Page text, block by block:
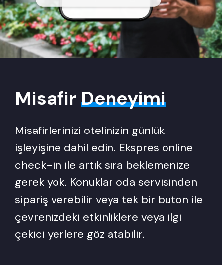
Misafir Deneyimi
Misafirlerinizi otelinizin günlük
işleyişine dahil edin. Ekspres online
check-in ile artık sıra beklemenize
gerek yok. Konuklar oda servisinden
sipariş verebilir veya tek bir buton ile
çevrenizdeki etkinliklere veya ilgi
çekici yerlere göz atabilir.